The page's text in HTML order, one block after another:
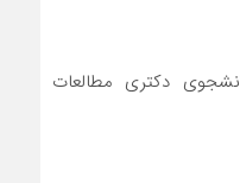
دکتری مطالعات